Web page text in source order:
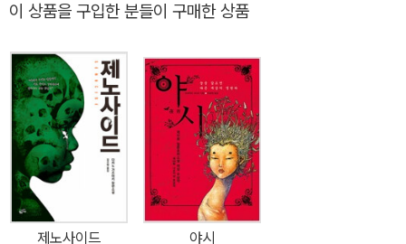
으로 이듬해 제169회 나오키상 후보에 올랐다.
과 함께 수상작 역대 최단 100만 부를 돌파하며 화려하게 데뷔한 다
카노 가즈아키는, 밀도 있는 구성과 속도감 있는 전개뿐 아니라 사회
문제를 심도 있게 다루는 작품을 연달아 발표하여 사회파 미스터리의
선두주자로 주목받아왔다. 이번에 출간된 『K·N의 비극』에서 임신과
중절이라는 민감한 소재를 흥미로운 스토리에 담아 냄으로써 또 한
번 독자들에게 깊이 있는 메시지를 던진다. 그녀의 안에 누군가가 있
다! 날카로운 문제의식이 돋보이는 색다른 미스터리 서스펜스 걸작
젊은 나이에 일약 베스트셀러 작가 자리에 오른 슈헤이는 새로운 맨
션을 구입하고 아내 가나미와의 행복한 삶을 꿈꾼다. 그러던 어느 날
이 상품을 구입한 분들이 구매한 상품
제노사이드 야시